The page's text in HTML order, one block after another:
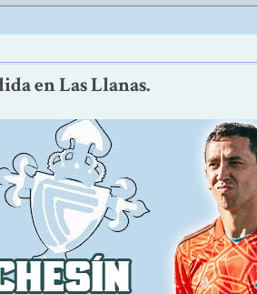
en Las Llanas.